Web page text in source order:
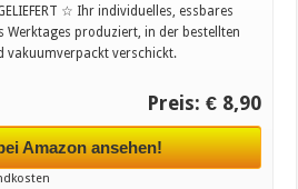
GELIEFERT ☆ Ihr individuelles, essbares
Werktages produziert, in der bestellten
vakuumverpackt verschickt.
Preis: € 8,90
Amazon ansehen!